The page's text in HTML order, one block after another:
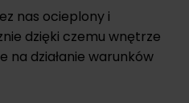
nas ocieplony i
dzięki czemu wnętrze
na działanie warunków